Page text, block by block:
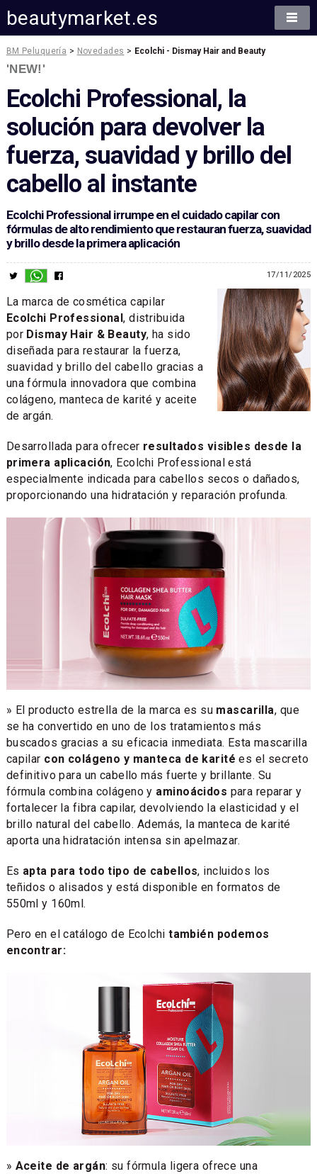
beautymarket.es
BM Peluquería > Novedades > Ecolchi - Dismay Hair and Beauty
'NEW!'
Ecolchi Professional, la
solución para devolver la
fuerza, suavidad y brillo del
cabello al instante
Ecolchi Professional irrumpe en el cuidado capilar con
fórmulas de alto rendimiento que restauran fuerza, suavidad
y brillo desde la primera aplicación
17/11/2025
La marca de cosmética capilar
Ecolchi Professional, distribuida
por Dismay Hair & Beauty, ha sido
diseñada para restaurar la fuerza,
suavidad y brillo del cabello gracias a
una fórmula innovadora que combina
colágeno, manteca de karité y aceite
de argán.
Desarrollada para ofrecer resultados visibles desde la
primera aplicación, Ecolchi Professional está
especialmente indicada para cabellos secos o dañados,
proporcionando una hidratación y reparación profunda.
» El producto estrella de la marca es su mascarilla, que
se ha convertido en uno de los tratamientos más
buscados gracias a su eficacia inmediata. Esta mascarilla
capilar con colágeno y manteca de karitées el secreto
definitivo para un cabello más fuerte y brillante. Su
fórmula combina colágeno y aminoácidos para reparar y
fortalecer la fibra capilar, devolviendo la elasticidad y el
brillo natural del cabello. Además, la manteca de karité
aporta una hidratación intensa sin apelmazar.
Es apta para todo tipo de cabellos, incluidos los
teñidos o alisados y está disponible en formatos de
550ml y 160ml.
Pero en el catálogo de Ecolchi también podemos
encontrar:
» Aceite de argán: su fórmula ligera ofrece una